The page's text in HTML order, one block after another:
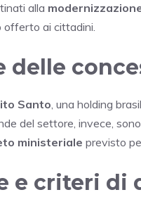
alla
offerto ai cittadini.
delle
Santo, una holding
del settore, invece,
ministeriale previsto
e criteri di